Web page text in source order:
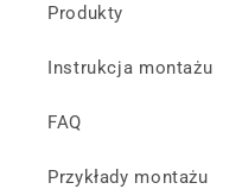
Produkty
Instrukcja montażu
FAQ
Przykłady montażu